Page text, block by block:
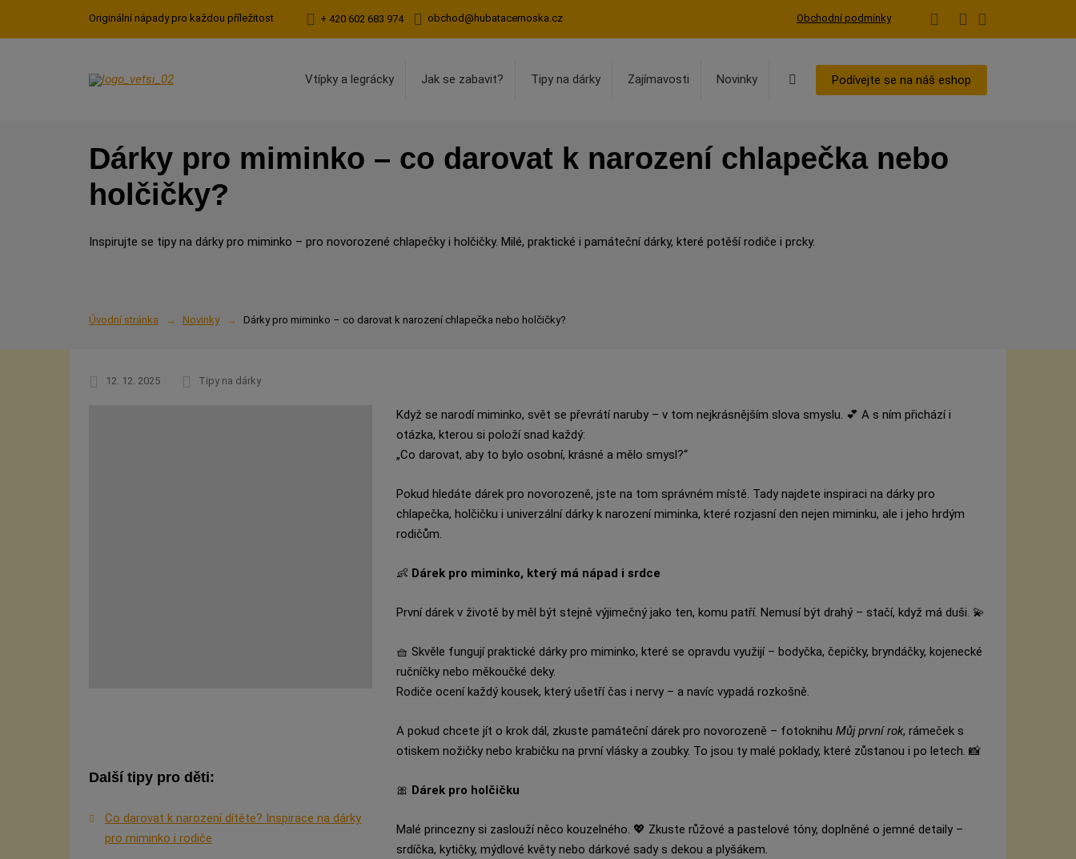
Originální nápady pro každou příležitost + 420 602 683 974 obchod@hubatacernoska.cz Obchodní podmínky
Vtípky a legrácky Jak se zabavit? Tipy na dárky Zajímavosti Novinky VyhledáváníPodívejte se na náš eshop
Dárky pro miminko – co darovat k narození chlapečka nebo
holčičky?
Inspirujte se tipy na dárky pro miminko – pro novorozené chlapečky i holčičky. Milé, praktické i památeční dárky, které potěší rodiče i prcky.
Úvodní stránka Novinky Dárky pro miminko – co darovat k narození chlapečka nebo holčičky?
12. 12. 2025 Tipy na dárky
Další tipy pro děti:
Co darovat k narození dítěte? Inspirace na dárky
pro miminko i rodiče
Když se narodí miminko, svět se převrátí naruby – v tom nejkrásnějším slova smyslu. 💕 A s ním přichází i
otázka, kterou si položí snad každý:
„Co darovat, aby to bylo osobní, krásné a mělo smysl?“
Pokud hledáte dárek pro novorozeně, jste na tom správném místě. Tady najdete inspiraci na dárky pro
chlapečka, holčičku i univerzální dárky k narození miminka, které rozjasní den nejen miminku, ale i jeho hrdým
rodičům.
👶 Dárek pro miminko, který má nápad i srdce
První dárek v životě by měl být stejně výjimečný jako ten, komu patří. Nemusí být drahý – stačí, když má duši. 💫
🧺 Skvěle fungují praktické dárky pro miminko, které se opravdu využijí – bodyčka, čepičky, bryndáčky, kojenecké
ručníčky nebo měkoučké deky.
Rodiče ocení každý kousek, který ušetří čas i nervy – a navíc vypadá rozkošně.
A pokud chcete jít o krok dál, zkuste památeční dárek pro novorozeně – fotoknihu Můj první rok, rámeček s
otiskem nožičky nebo krabičku na první vlásky a zoubky. To jsou ty malé poklady, které zůstanou i po letech. 📸
🎀 Dárek pro holčičku
Malé princezny si zaslouží něco kouzelného. 💖 Zkuste růžové a pastelové tóny, doplněné o jemné detaily –
srdíčka, kytičky, mýdlové květy nebo dárkové sady s dekou a plyšákem.